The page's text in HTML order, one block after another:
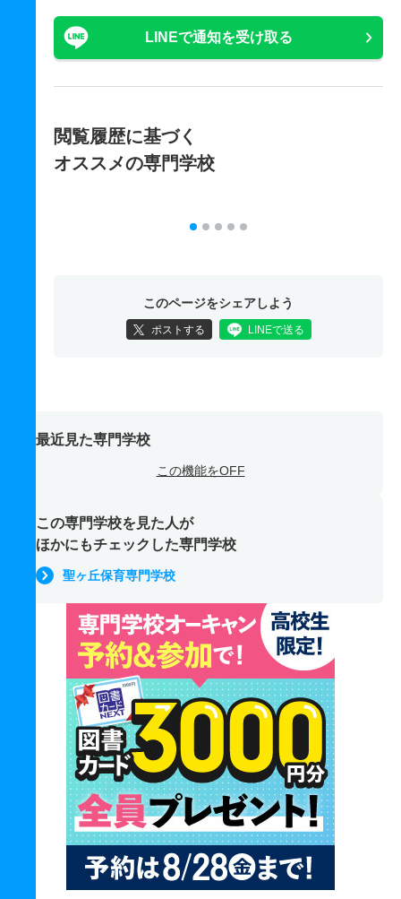
LINEで通知を受け取る
閲覧履歴に基づく
オススメの専門学校
このページをシェアしよう
ポストする LINEで送る
最近見た専門学校
この機能をOFF
この専門学校を見た人が
ほかにもチェックした専門学校
聖ヶ丘保育専門学校